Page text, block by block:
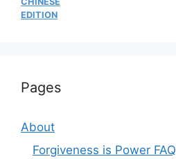
EDITION
Pages
About
Forgiveness is Power FAQ